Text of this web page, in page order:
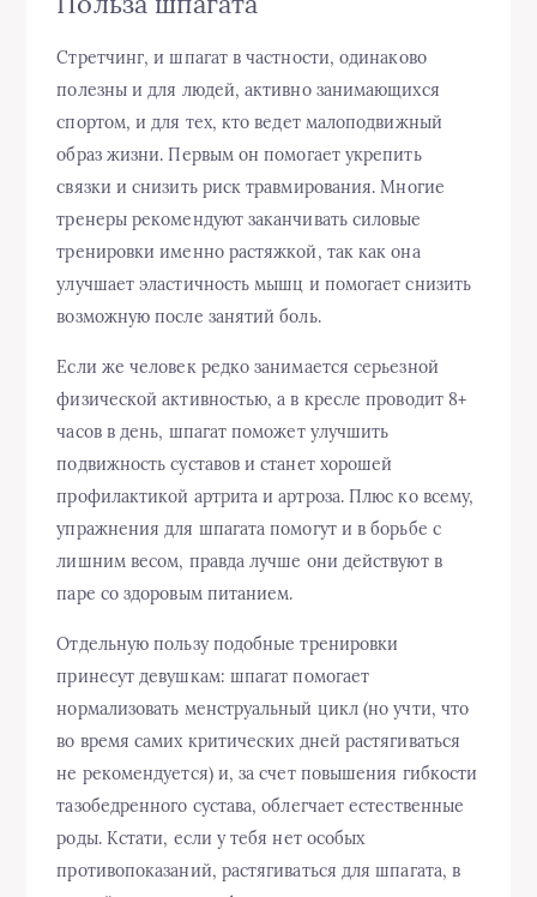
Стретчинг, и шпагат в частности, одинаково
полезны и для людей, активно занимающихся
спортом, и для тех, кто ведет малоподвижный
образ жизни. Первым он помогает укрепить
связки и снизить риск травмирования. Многие
тренеры рекомендуют заканчивать силовые
тренировки именно растяжкой, так как она
улучшает эластичность мышц и помогает снизить
возможную после занятий боль.
Если же человек редко занимается серьезной
физической активностью, а в кресле проводит 8+
часов в день, шпагат поможет улучшить
подвижность суставов и станет хорошей
профилактикой артрита и артроза. Плюс ко всему,
упражнения для шпагата помогут и в борьбе с
лишним весом, правда лучше они действуют в
паре со здоровым питанием.
Отдельную пользу подобные тренировки
принесут девушкам: шпагат помогает
нормализовать менструальный цикл (но учти, что
во время самих критических дней растягиваться
не рекомендуется) и, за счет повышения гибкости
тазобедренного сустава, облегчает естественные
роды. Кстати, если у тебя нет особых
противопоказаний, растягиваться для шпагата, в